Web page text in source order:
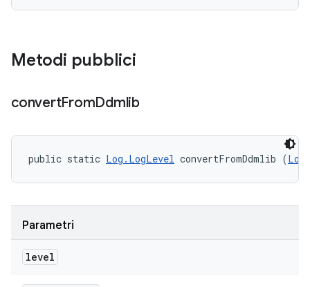
Metodi pubblici
convertFromDdmlib
public static Log.LogLevel convertFromDdmlib (
Parametri
level